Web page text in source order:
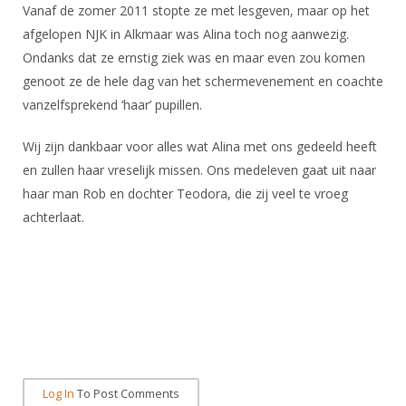
Bondsbureau
Contact
Medewerkers
Samenwerking
Formulieren
Alle Verenigingen
Nieuws
Wedstrijdkalender
KNAS Keurmerk
NK's
JEC
Veteranenwedstrijden
Verwerk wedstrijduitslagen
Internationale aanmeldingen
Nieuws
Scheidsrechter Documentatie
Opleidingen
ALV
Vanaf de zomer 2011 stopte ze met lesgeven, maar op het
afgelopen NJK in Alkmaar was Alina toch nog aanwezig.
Ondanks dat ze ernstig ziek was en maar even zou komen
genoot ze de hele dag van het schermevenement en coachte
vanzelfsprekend ‘haar’ pupillen.
Wij zijn dankbaar voor alles wat Alina met ons gedeeld heeft
en zullen haar vreselijk missen. Ons medeleven gaat uit naar
haar man Rob en dochter Teodora, die zij veel te vroeg
achterlaat.
Log In To Post Comments